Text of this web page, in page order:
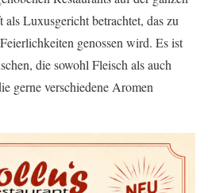
Luxusgericht betrachtet, das zu
genossen wird. Es ist
die sowohl Fleisch als auch
gerne verschiedene Aromen